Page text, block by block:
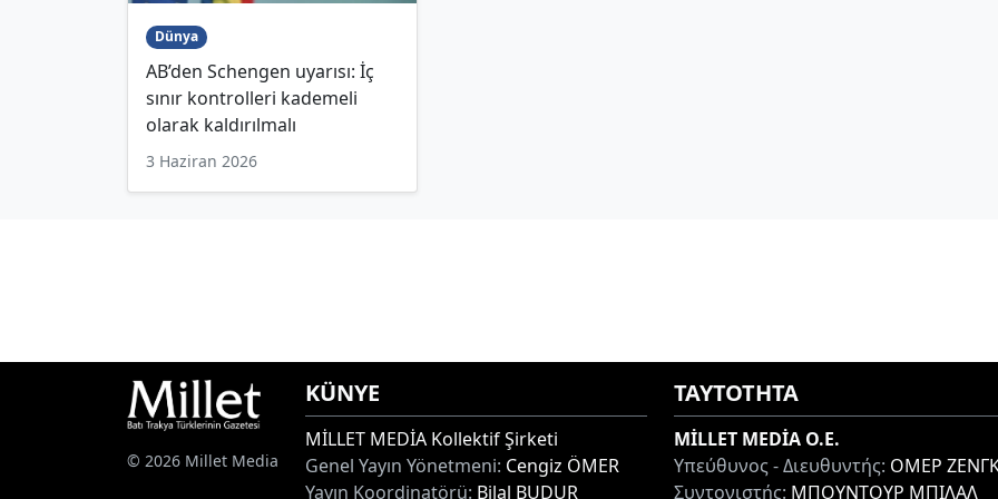
Dünya
AB’den Schengen uyarısı: İç
sınır kontrolleri kademeli
olarak kaldırılmalı
3 Haziran 2026
© 2026 Millet Media
KÜNYE
MİLLET MEDİA Kollektif Şirketi
Genel Yayın Yönetmeni: Cengiz ÖMER
Yayın Koordinatörü: Bilal BUDUR
ΤΑΥΤΟΤΗΤΑ
MİLLET MEDİA O.E.
Υπεύθυνος - Διευθυντής: ΟΜΕΡ
Συντονιστής: ΜΠΟΥΝΤΟΥΡ ΜΠΙΛΑΛ